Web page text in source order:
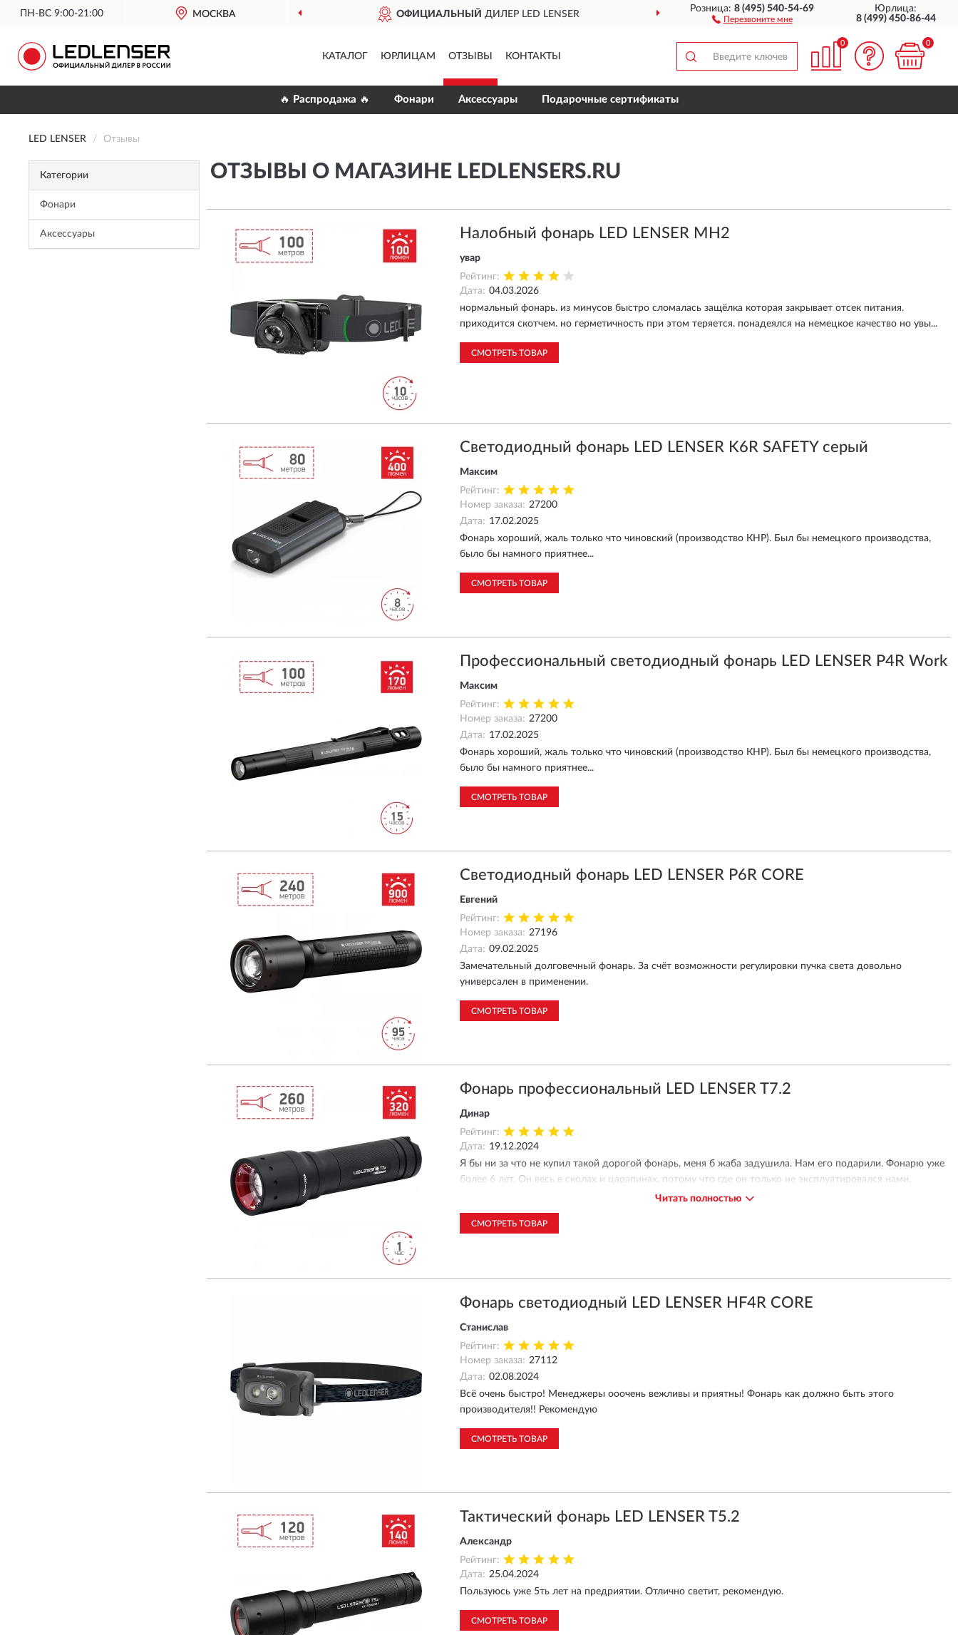
ПН-ВС 9:00-21:00 МОСКВА ОФИЦИАЛЬНЫЙДИЛЕР LED LENSER ДОСТАВИМПО ВСЕЙ РОССИИ
Розница:8 (495) 540-54-69
Перезвоните мне
Юрлица:
8 (499) 450-86-44
КАТАЛОГ ЮРЛИЦАМ ОТЗЫВЫ КОНТАКТЫ
0 0
🔥 Распродажа 🔥 Фонари Аксессуары Подарочные сертификаты
LED LENSER Отзывы
Категории
Фонари
Аксессуары
ОТЗЫВЫ О МАГАЗИНЕ LEDLENSERS.RU
Налобный фонарь LED LENSER MH2
увар
Рейтинг:
Дата: 04.03.2026
нормальный фонарь. из минусов быстро сломалась защёлка которая закрывает отсек питания.
приходится скотчем. но герметичность при этом теряется. понадеялся на немецкое качество но увы...
СМОТРЕТЬ ТОВАР
Светодиодный фонарь LED LENSER K6R SAFETY серый
Максим
Рейтинг:
Номер заказа: 27200
Дата: 17.02.2025
Фонарь хороший, жаль только что чиновский (производство КНР). Был бы немецкого производства,
было бы намного приятнее...
СМОТРЕТЬ ТОВАР
Профессиональный светодиодный фонарь LED LENSER P4R Work
Максим
Рейтинг:
Номер заказа: 27200
Дата: 17.02.2025
Фонарь хороший, жаль только что чиновский (производство КНР). Был бы немецкого производства,
было бы намного приятнее...
СМОТРЕТЬ ТОВАР
Cветодиодный фонарь LED LENSER P6R CORE
Евгений
Рейтинг:
Номер заказа: 27196
Дата: 09.02.2025
Замечательный долговечный фонарь. За счёт возможности регулировки пучка света довольно
универсален в применении.
СМОТРЕТЬ ТОВАР
Фонарь профессиональный LED LENSER T7.2
Динар
Рейтинг:
Дата: 19.12.2024
Я бы ни за что не купил такой дорогой фонарь, меня б жаба задушила. Нам его подарили. Фонарю уже
более 6 лет. Он весь в сколах и царапинах, потому что где он только не эксплуатировался нами.
Спустя 6 лет скажу, что это СУПЕР фонарь. Надежный, прочный, влагостойкий, удобный в руке. Луч
действительно яркий, удобно регулировать пучок света.
Если для вас такая покупка не считается дорогой, однозначно рекомендую!!!!
Читать полностью
СМОТРЕТЬ ТОВАР
Фонарь светодиодный LED LENSER HF4R CORE
Станислав
Рейтинг:
Номер заказа: 27112
Дата: 02.08.2024
Всё очень быстро! Менеджеры ооочень вежливы и приятны! Фонарь как должно быть этого
производителя!! Рекомендую
СМОТРЕТЬ ТОВАР
Тактический фонарь LED LENSER T5.2
Александр
Рейтинг:
Дата: 25.04.2024
Пользуюсь уже 5ть лет на предриятии. Отлично светит, рекомендую.
СМОТРЕТЬ ТОВАР